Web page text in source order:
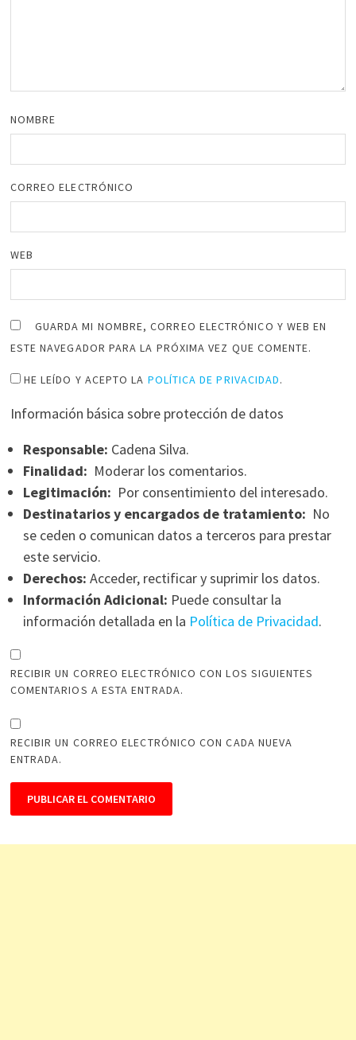
NOMBRE
CORREO ELECTRÓNICO
WEB
GUARDA MI NOMBRE, CORREO ELECTRÓNICO Y WEB EN
ESTE NAVEGADOR PARA LA PRÓXIMA VEZ QUE COMENTE.
HE LEÍDO Y ACEPTO LA POLÍTICA DE PRIVACIDAD.
Información básica sobre protección de datos
Responsable: Cadena Silva.
Finalidad: Moderar los comentarios.
Legitimación: Por consentimiento del interesado.
Destinatarios y encargados de tratamiento: No
se ceden o comunican datos a terceros para prestar
este servicio.
Derechos: Acceder, rectificar y suprimir los datos.
Información Adicional: Puede consultar la
información detallada en la Política de Privacidad.
RECIBIR UN CORREO ELECTRÓNICO CON LOS SIGUIENTES
COMENTARIOS A ESTA ENTRADA.
RECIBIR UN CORREO ELECTRÓNICO CON CADA NUEVA
ENTRADA.